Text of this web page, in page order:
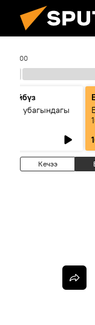
15:00
өз убагындагы
Кечээ